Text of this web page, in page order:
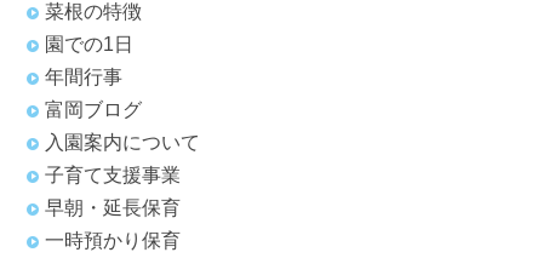
菜根の特徴
園での1日
年間行事
富岡ブログ
入園案内について
子育て支援事業
早朝・延長保育
一時預かり保育